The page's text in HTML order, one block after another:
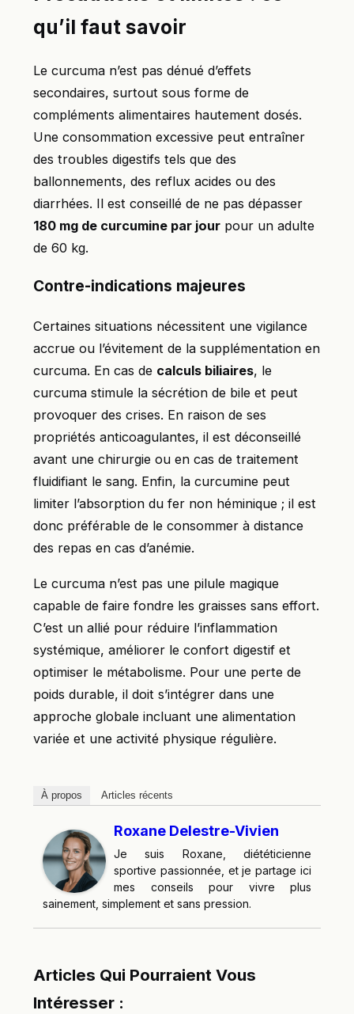
qu’il faut savoir
Le curcuma n’est pas dénué d’effets
secondaires, surtout sous forme de
compléments alimentaires hautement dosés.
Une consommation excessive peut entraîner
des troubles digestifs tels que des
ballonnements, des reflux acides ou des
diarrhées. Il est conseillé de ne pas dépasser
180 mg de curcumine par jour pour un adulte
de 60 kg.
Contre-indications majeures
Certaines situations nécessitent une vigilance
accrue ou l’évitement de la supplémentation en
curcuma. En cas de calculs biliaires, le
curcuma stimule la sécrétion de bile et peut
provoquer des crises. En raison de ses
propriétés anticoagulantes, il est déconseillé
avant une chirurgie ou en cas de traitement
fluidifiant le sang. Enfin, la curcumine peut
limiter l’absorption du fer non héminique ; il est
donc préférable de le consommer à distance
des repas en cas d’anémie.
Le curcuma n’est pas une pilule magique
capable de faire fondre les graisses sans effort.
C’est un allié pour réduire l’inflammation
systémique, améliorer le confort digestif et
optimiser le métabolisme. Pour une perte de
poids durable, il doit s’intégrer dans une
approche globale incluant une alimentation
variée et une activité physique régulière.
À propos Articles récents
Roxane Delestre-Vivien
Je suis Roxane, diététicienne
sportive passionnée, et je partage ici
mes conseils pour vivre plus
sainement, simplement et sans pression.
Articles Qui Pourraient Vous
Intéresser :